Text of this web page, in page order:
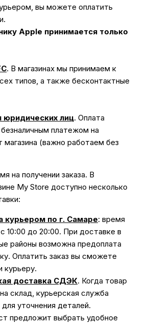
вы можете оплатить
Apple принимается только
. В магазинах мы принимаем к
типов, а также бесконтактные
юридических лиц. Оплата
платежом на
магазина (важно работаем без
на получении заказа. В
My Store доступно несколько
курьером по г. Самаре: время
10:00 до 20:00. При доставке в
районы возможна предоплата
Оплатить заказ вы сможете
курьеру.
доставка СДЭК. Когда товар
склад, курьерская служба
уточнения деталей.
предложит выбрать удобное